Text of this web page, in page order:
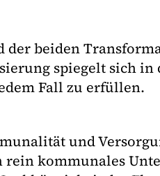
der beiden
spiegelt sich in
Fall zu erfüllen.
und
kommunales